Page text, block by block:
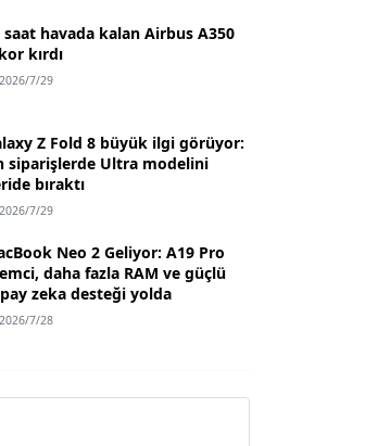
saat havada kalan Airbus A350
kırdı
2026/7/29
Z Fold 8 büyük ilgi görüyor:
siparişlerde Ultra modelini
bıraktı
2026/7/29
Neo 2 Geliyor: A19 Pro
daha fazla RAM ve güçlü
zeka desteği yolda
2026/7/28